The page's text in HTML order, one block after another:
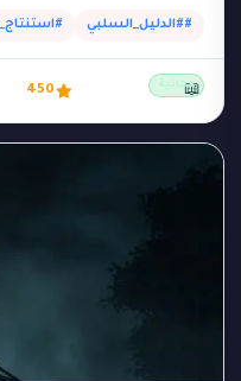
##الدليل_السلبي
مجانية 450 📖